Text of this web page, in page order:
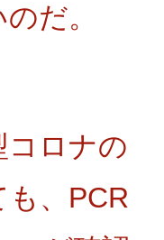
だ。
ロナの
、PCR